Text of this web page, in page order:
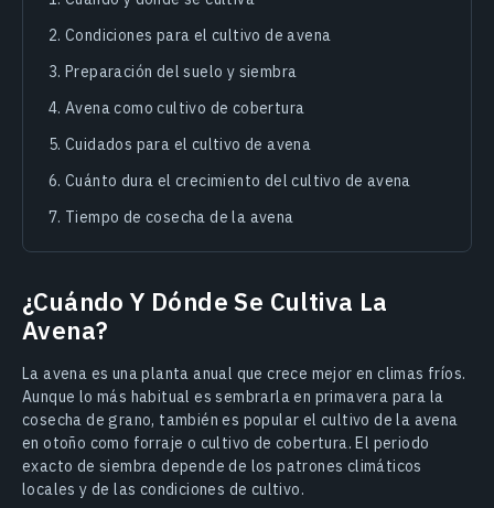
Condiciones para el cultivo de avena
Preparación del suelo y siembra
Avena como cultivo de cobertura
Cuidados para el cultivo de avena
Cuánto dura el crecimiento del cultivo de avena
Tiempo de cosecha de la avena
¿Cuándo Y Dónde Se Cultiva La
Avena?
La avena es una planta anual que crece mejor en climas fríos.
Aunque lo más habitual es sembrarla en primavera para la
cosecha de grano, también es popular el cultivo de la avena
en otoño como forraje o cultivo de cobertura. El periodo
exacto de siembra depende de los patrones climáticos
locales y de las condiciones de cultivo.